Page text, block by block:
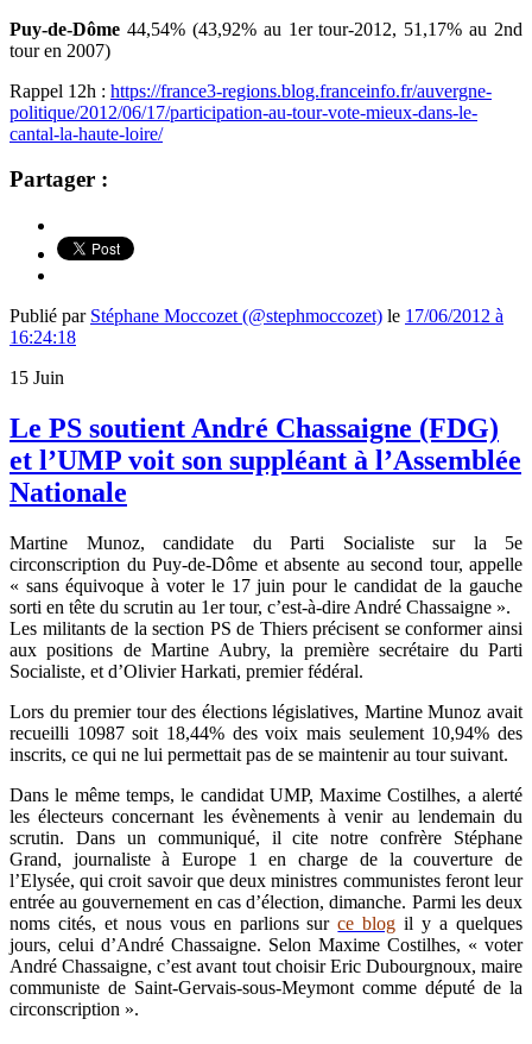
Puy-de-Dôme 44,54% (43,92% au 1er tour-2012, 51,17% au 2nd
tour en 2007)
Rappel 12h : https://france3-regions.blog.franceinfo.fr/auvergne-
politique/2012/06/17/participation-au-tour-vote-mieux-dans-le-
cantal-la-haute-loire/
Partager :
Publié par Stéphane Moccozet (@stephmoccozet) le 17/06/2012 à
16:24:18
15 Juin
Le PS soutient André Chassaigne (FDG)
et l’UMP voit son suppléant à l’Assemblée
Nationale
Martine Munoz, candidate du Parti Socialiste sur la 5e
circonscription du Puy-de-Dôme et absente au second tour, appelle
« sans équivoque à voter le 17 juin pour le candidat de la gauche
sorti en tête du scrutin au 1er tour, c’est-à-dire André Chassaigne ».
Les militants de la section PS de Thiers précisent se conformer ainsi
aux positions de Martine Aubry, la première secrétaire du Parti
Socialiste, et d’Olivier Harkati, premier fédéral.
Lors du premier tour des élections législatives, Martine Munoz avait
recueilli 10987 soit 18,44% des voix mais seulement 10,94% des
inscrits, ce qui ne lui permettait pas de se maintenir au tour suivant.
Dans le même temps, le candidat UMP, Maxime Costilhes, a alerté
les électeurs concernant les évènements à venir au lendemain du
scrutin. Dans un communiqué, il cite notre confrère Stéphane
Grand, journaliste à Europe 1 en charge de la couverture de
l’Elysée, qui croit savoir que deux ministres communistes feront leur
entrée au gouvernement en cas d’élection, dimanche. Parmi les deux
noms cités, et nous vous en parlions surce blog il y a quelques
jours, celui d’André Chassaigne. Selon Maxime Costilhes, « voter
André Chassaigne, c’est avant tout choisir Eric Dubourgnoux, maire
communiste de Saint-Gervais-sous-Meymont comme député de la
circonscription ».